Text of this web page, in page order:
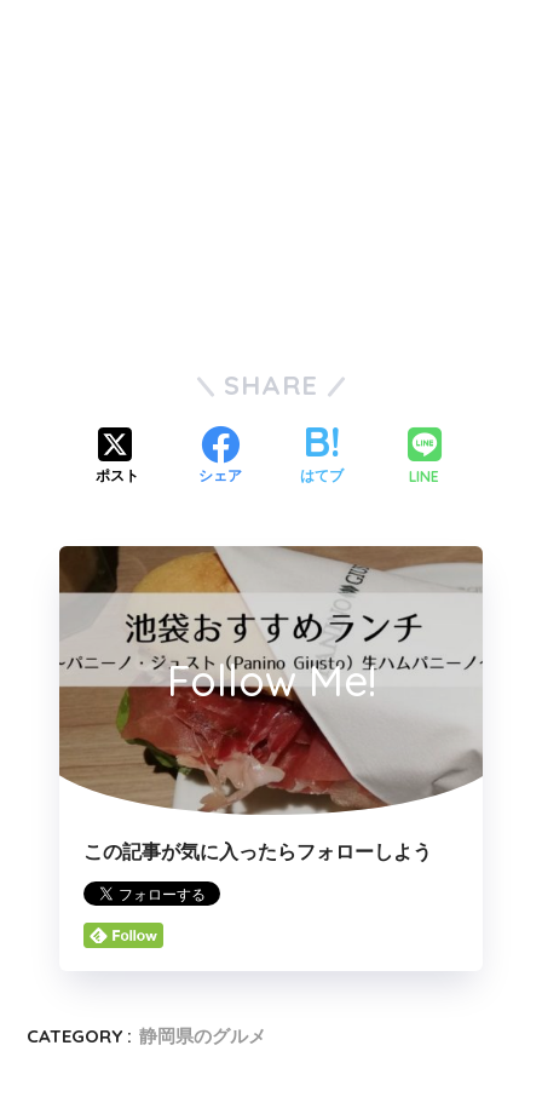
SHARE
ポスト シェア はてブ LINE
Follow Me!
この記事が気に入ったらフォローしよう
CATEGORY : 静岡県のグルメ